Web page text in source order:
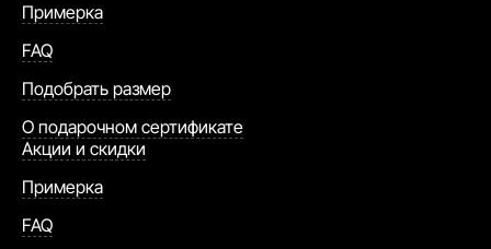
Примерка
FAQ
Подобрать размер
О подарочном сертификате
Акции и скидки
Примерка
FAQ